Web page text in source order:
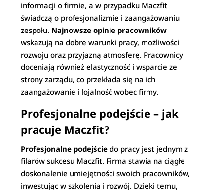
informacji o firmie, a w przypadku Maczfit
świadczą o profesjonalizmie i zaangażowaniu
zespołu. Najnowsze opinie pracowników
wskazują na dobre warunki pracy, możliwości
rozwoju oraz przyjazną atmosferę. Pracownicy
doceniają również elastyczność i wsparcie ze
strony zarządu, co przekłada się na ich
zaangażowanie i lojalność wobec firmy.
Profesjonalne podejście – jak
pracuje Maczfit?
Profesjonalne podejście do pracy jest jednym z
filarów sukcesu Maczfit. Firma stawia na ciągłe
doskonalenie umiejętności swoich pracowników,
inwestując w szkolenia i rozwój. Dzięki temu,